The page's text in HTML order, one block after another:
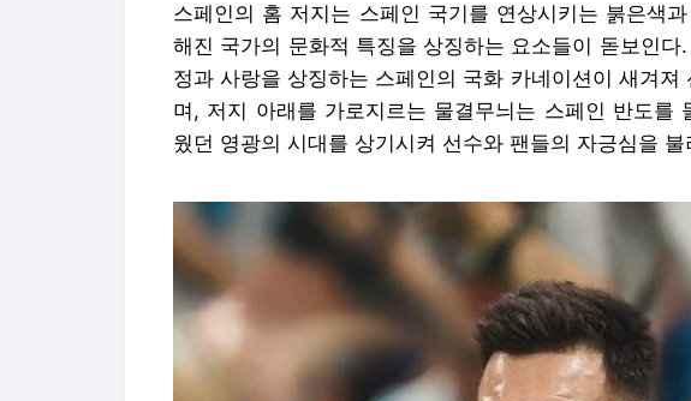
스페인의 홈 저지는 스페인 국기를 연상시키는 붉은색
해진 국가의 문화적 특징을 상징하는 요소들이 돋보인
정과 사랑을 상징하는 스페인의 국화 카네이션이 새겨져
며, 저지 아래를 가로지르는 물결무늬는 스페인 반도를
웠던 영광의 시대를 상기시켜 선수와 팬들의 자긍심을 불